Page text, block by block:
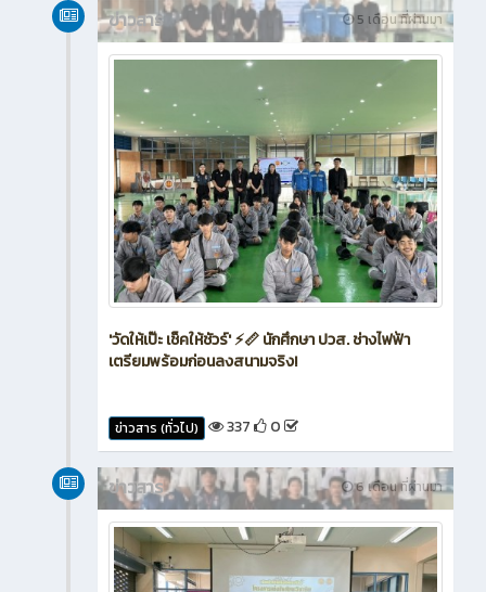
5 เดือน ที่ผ่านมา
ข่าวสาร
'วัดให้เป๊ะ เช็คให้ชัวร์' ⚡📏 นักศึกษา ปวส. ช่างไฟฟ้า
เตรียมพร้อมก่อนลงสนามจริง!
ข่าวสาร (ทั่วไป) 337 0
6 เดือน ที่ผ่านมา
ข่าวสาร